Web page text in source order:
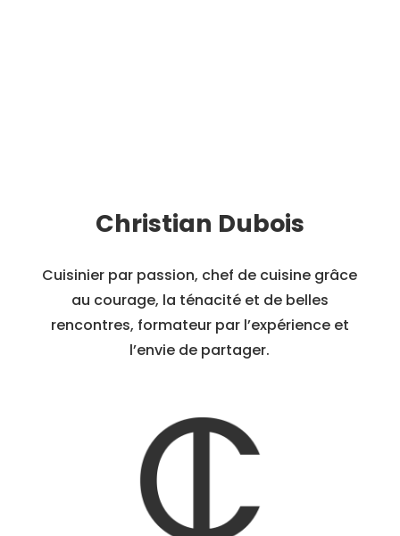
Christian Dubois
Cuisinier par passion, chef de cuisine grâce
au courage, la ténacité et de belles
rencontres, formateur par l’expérience et
l’envie de partager.